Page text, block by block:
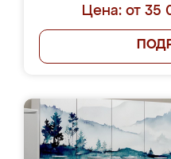
Цена: от 35